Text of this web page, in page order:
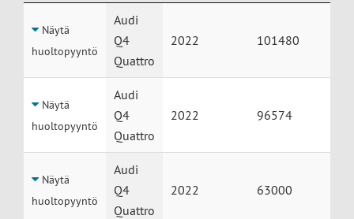
Auto
Näytä
huoltopyyntö
Audi
Q4
Quattro
2022 101480
Näytä
huoltopyyntö
Audi
Q4
Quattro
2022 96574
Näytä
huoltopyyntö
Audi
Q4
Quattro
2022 63000